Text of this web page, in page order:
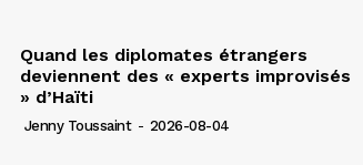
Quand les diplomates étrangers
deviennent des « experts improvisés
» d’Haïti
Jenny Toussaint - 2026-08-04